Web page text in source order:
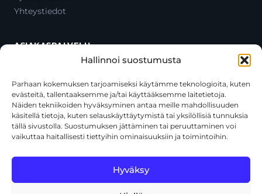
Hallinnoi suostumusta
Parhaan kokemuksen tarjoamiseksi käytämme teknologioita, kuten
evästeitä, tallentaaksemme ja/tai käyttääksemme laitetietoja.
Näiden tekniikoiden hyväksyminen antaa meille mahdollisuuden
käsitellä tietoja, kuten selauskäyttäytymistä tai yksilöllisiä tunnuksia
tällä sivustolla. Suostumuksen jättäminen tai peruuttaminen voi
vaikuttaa haitallisesti tiettyihin ominaisuuksiin ja toimintoihin.
Hyväksy
Yhteystiedot
ASIAKASPALVELU
Oma tili
Maksutavat
Toimitustavat
Usein kysytyt kysymykset
+358 44 270 3795
asiakaspalvelu@toolcat.fi